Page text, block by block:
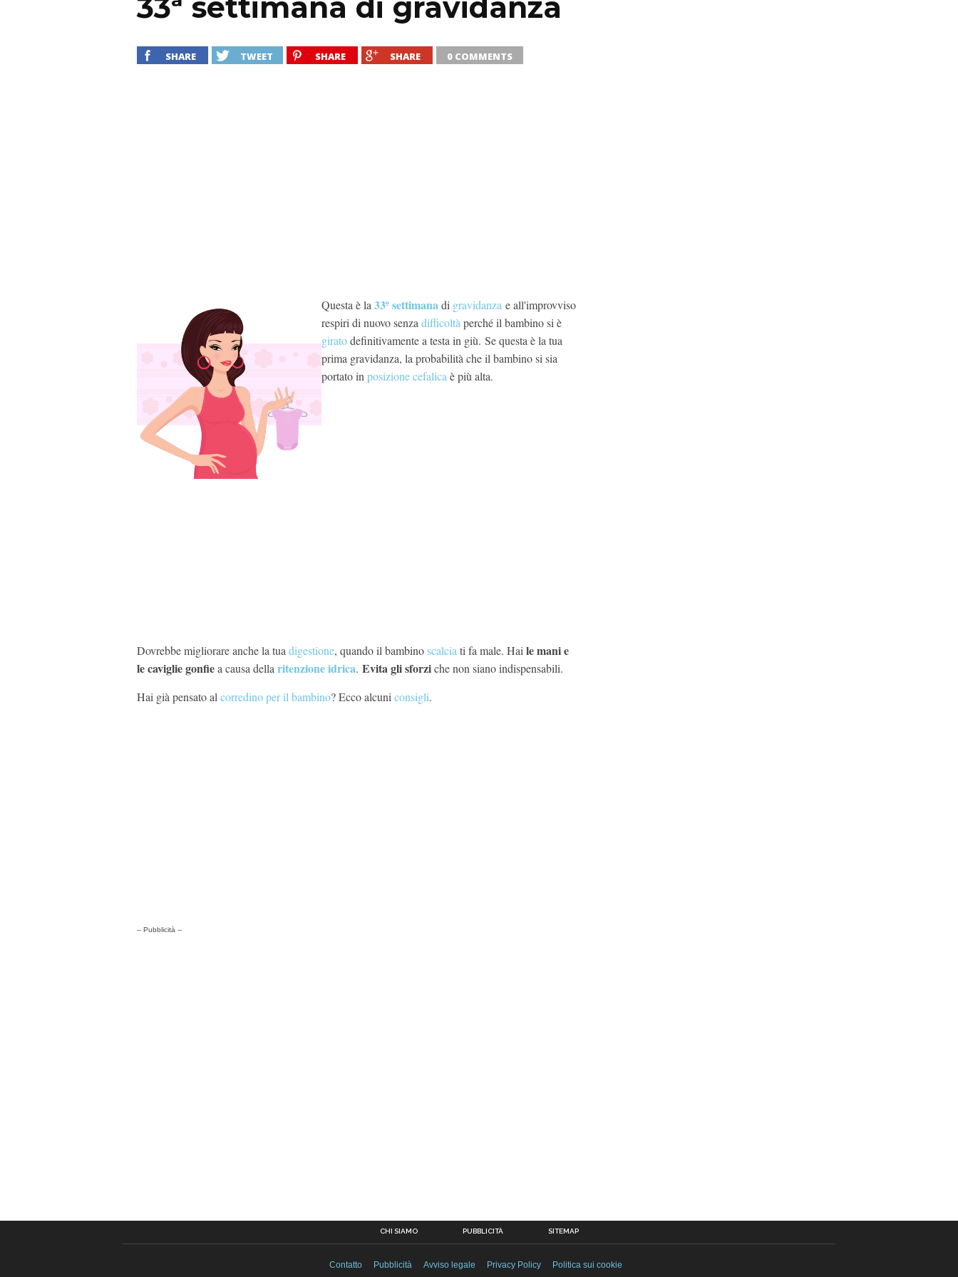
SHARE TWEET SHARE SHARE 0 COMMENTS
Questa è la 33ª settimanadi gravidanza e all'improvviso
respiri di nuovo senza difficoltà perché il bambino si è
giratodefinitivamente a testa in giù. Se questa è la tua
prima gravidanza, la probabilità che il bambino si sia
portato in posizione cefalica è più alta.
Dovrebbe migliorare anche la tua digestione, quando il bambinoscalcia ti fa male. Hai le mani e
le caviglie gonfiea causa della ritenzione idrica. Evita gli sforziche non siano indispensabili.
Hai già pensato al corredino per il bambino? Ecco alcuni consigli.
-- Pubblicità --
CHI SIAMO PUBBLICITÀ SITEMAP
Contatto Pubblicità Avviso legale Privacy Policy Politica sui cookie